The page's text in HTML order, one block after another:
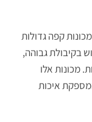
או יותר, מכונות קפה גדולות
בקיבולת גבוהה,
מכונות אלו
איכות